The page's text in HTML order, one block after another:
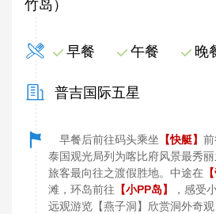
竹岛）
早餐 午餐 晚
普吉国际五星
早餐后前往码头乘坐 【快艇】
泰国观光局列为喀比府风景最秀
旅客最向往之渡假胜地。中途在
滩，环岛前往 【小PP岛】
，感受
远观游览【燕子洞】欣赏洞外奇